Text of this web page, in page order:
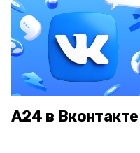
А24 в Вконтакте